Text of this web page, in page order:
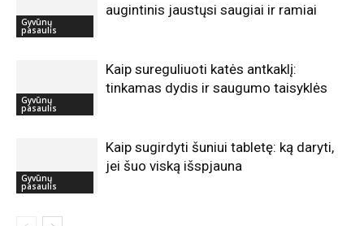
Gyvūnų
pasaulis
augintinis jaustųsi saugiai ir ramiai
Gyvūnų
pasaulis
Kaip sureguliuoti katės antkaklį:
tinkamas dydis ir saugumo taisyklės
Gyvūnų
pasaulis
Kaip sugirdyti šuniui tabletę: ką daryti,
jei šuo viską išspjauna